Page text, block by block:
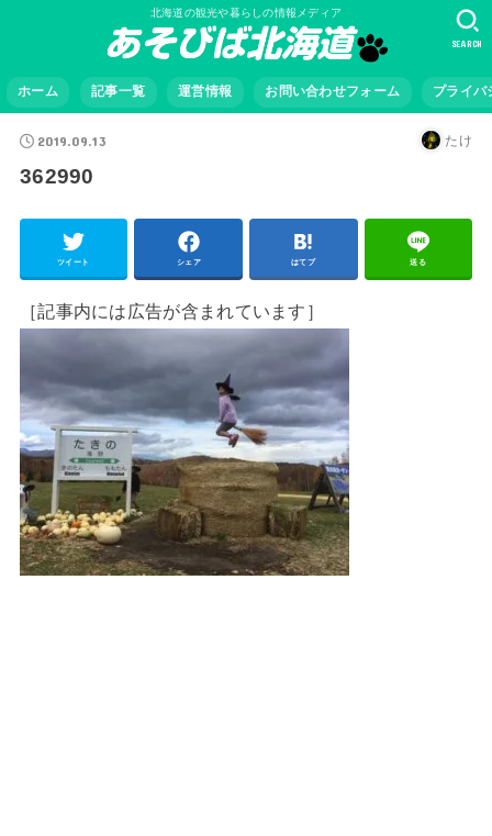
北海道の観光や暮らしの情報メディア
ホーム 記事一覧 運営情報 お問い合わせフォーム プライバ
SEARCH
2019.09.13 たけ
362990
ツイート シェア はてブ 送る
［記事内には広告が含まれています］